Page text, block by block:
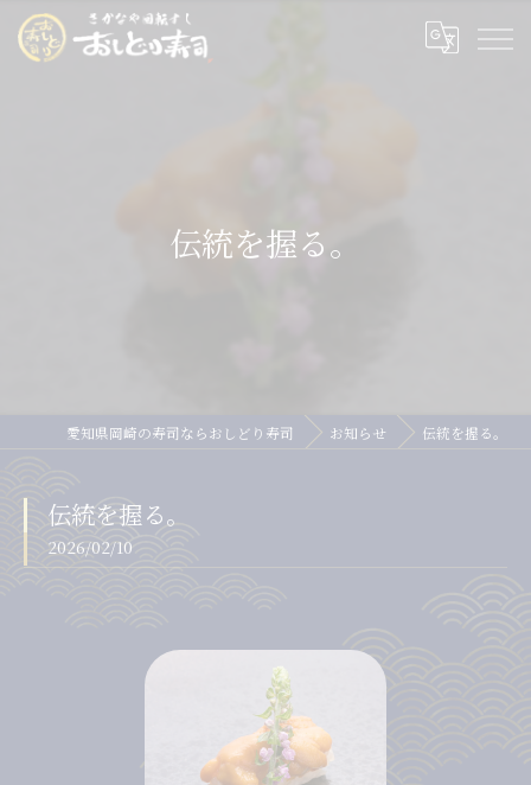
伝統を握る。
愛知県岡崎の寿司ならおしどり寿司 お知らせ 伝統を握る。
伝統を握る。
2026/02/10